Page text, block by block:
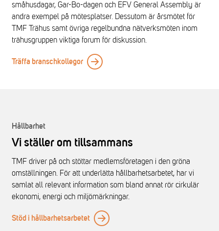
småhusdagar, Gar-Bo-dagen och EFV General Assembly är
andra exempel på mötesplatser. Dessutom är årsmötet för
TMF Trähus samt övriga regelbundna nätverksmöten inom
trähusgruppen viktiga forum för diskussion.
Träffa branschkollegor
Hållbarhet
Vi ställer om tillsammans
TMF driver på och stöttar medlemsföretagen i den gröna
omställningen. För att underlätta hållbarhetsarbetet, har vi
samlat all relevant information som bland annat rör cirkulär
ekonomi, energi och miljömärkningar.
Stöd i hållbarhetsarbetet